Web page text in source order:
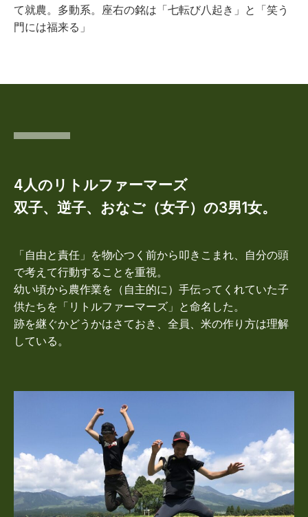
て就農。多動系。座右の銘は「七転び八起き」と「笑う
門には福来る」
4人のリトルファーマーズ
双子、逆子、おなご（女子）の3男1女。
「自由と責任」を物心つく前から叩きこまれ、自分の頭
で考えて行動することを重視。
幼い頃から農作業を（自主的に）手伝ってくれていた子
供たちを「リトルファーマーズ」と命名した。
跡を継ぐかどうかはさておき、全員、米の作り方は理解
している。